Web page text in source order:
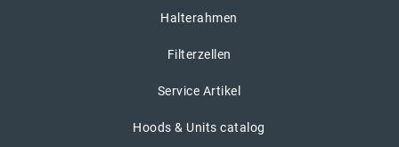
Halterahmen
Filterzellen
Service Artikel
Hoods & Units catalog